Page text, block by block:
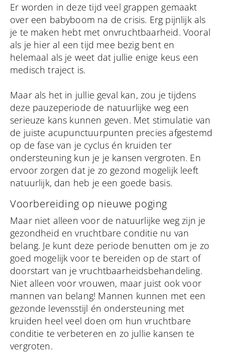
Er worden in deze tijd veel grappen gemaakt
over een babyboom na de crisis. Erg pijnlijk als
je te maken hebt met onvruchtbaarheid. Vooral
als je hier al een tijd mee bezig bent en
helemaal als je weet dat jullie enige keus een
medisch traject is.
Maar als het in jullie geval kan, zou je tijdens
deze pauzeperiode de natuurlijke weg een
serieuze kans kunnen geven. Met stimulatie van
de juiste acupunctuurpunten precies afgestemd
op de fase van je cyclus én kruiden ter
ondersteuning kun je je kansen vergroten. En
ervoor zorgen dat je zo gezond mogelijk leeft
natuurlijk, dan heb je een goede basis.
Voorbereiding op nieuwe poging
Maar niet alleen voor de natuurlijke weg zijn je
gezondheid en vruchtbare conditie nu van
belang. Je kunt deze periode benutten om je zo
goed mogelijk voor te bereiden op de start of
doorstart van je vruchtbaarheidsbehandeling.
Niet alleen voor vrouwen, maar juist ook voor
mannen van belang! Mannen kunnen met een
gezonde levensstijl én ondersteuning met
kruiden heel veel doen om hun vruchtbare
conditie te verbeteren en zo jullie kansen te
vergroten.